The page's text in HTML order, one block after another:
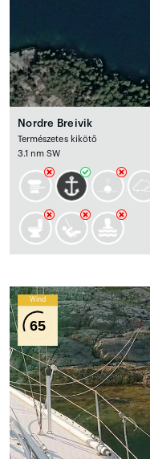
Nordre Breivik
Természetes kikötő
3.1 nm SW
Wind
65